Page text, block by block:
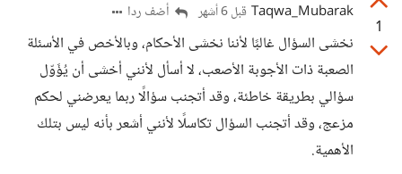
1
Taqwa_Mubarak قبل 6 أشهر أضف ردا
نخشى السؤال غالبًا لأننا نخشى الأحكام، وبالأخص في الأسئلة
الصعبة ذات الأجوبة الأصعب، لا أسأل لأنني أخشى أن يُؤَوّل
سؤالي بطريقة خاطئة، وقد أتجنب سؤالًا ربما يعرضني لحكم
مزعج، وقد أتجنب السؤال تكاسلًا لأنني أشعر بأنه ليس بتلك
الأهمية.